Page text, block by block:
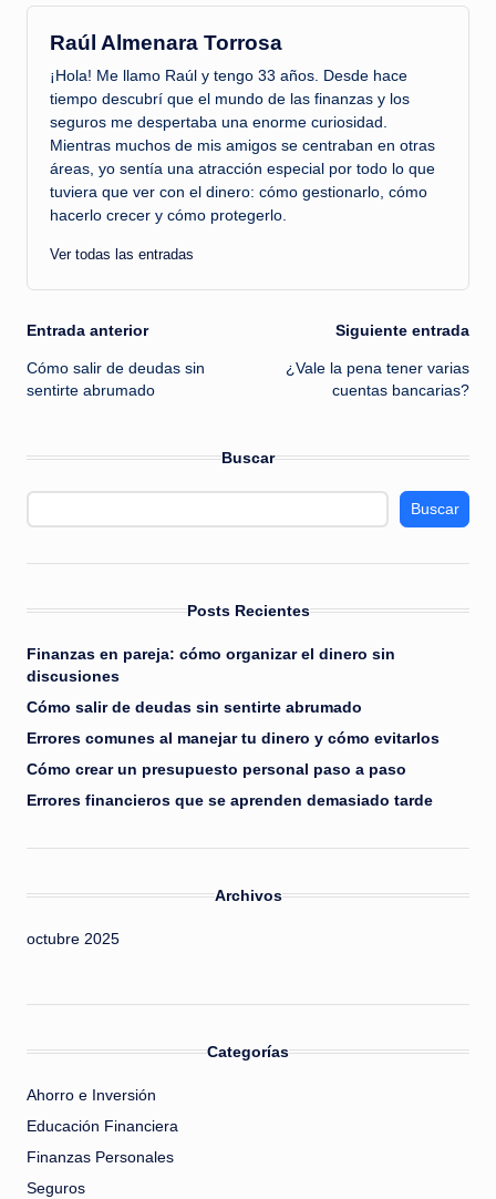
Raúl Almenara Torrosa
¡Hola! Me llamo Raúl y tengo 33 años. Desde hace
tiempo descubrí que el mundo de las finanzas y los
seguros me despertaba una enorme curiosidad.
Mientras muchos de mis amigos se centraban en otras
áreas, yo sentía una atracción especial por todo lo que
tuviera que ver con el dinero: cómo gestionarlo, cómo
hacerlo crecer y cómo protegerlo.
Ver todas las entradas
Navegación
de
Entrada anterior
Cómo salir de deudas sin
sentirte abrumado
Siguiente entrada
¿Vale la pena tener varias
cuentas bancarias?
Buscar
Buscar
Posts Recientes
Finanzas en pareja: cómo organizar el dinero sin
discusiones
Cómo salir de deudas sin sentirte abrumado
Errores comunes al manejar tu dinero y cómo evitarlos
Cómo crear un presupuesto personal paso a paso
Errores financieros que se aprenden demasiado tarde
Archivos
octubre 2025
Categorías
Ahorro e Inversión
Educación Financiera
Finanzas Personales
Seguros